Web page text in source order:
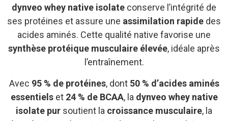
dynveo whey native isolate conserve l’intégrité de
ses protéines et assure une assimilation rapide des
acides aminés. Cette qualité native favorise une
synthèse protéique musculaire élevée, idéale après
l’entraînement.
Avec 95 % de protéines, dont 50 % d’acides aminés
essentielset 24 % de BCAA, la dynveo whey native
isolate pur soutient la croissance musculaire, la